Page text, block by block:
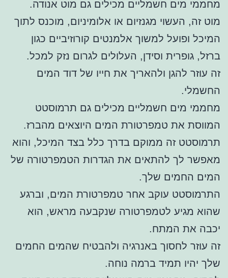
מחממי מים חשמליים מכילים גם מוט אנודה.
מוט זה, העשוי מגנזיום או אלומיניום, מוכנס לתוך
המיכל ופועל למשוך אלמנטים קורוזיביים כגון
ברזל, גופרית וסידן, העלולים לגרום נזק למכל.
זה עוזר להגן ולהאריך את חייו של דוד המים
החשמלי.
מחממי מים חשמליים מכילים גם תרמוסטט
המווסת את טמפרטורת המים היוצאים מהברז.
תרמוסטט זה ממוקם בדרך כלל בצד המיכל, והוא
מאפשר לך להתאים את הגדרות הטמפרטורה של
המים החמים שלך.
התרמוסטט עוקב אחר טמפרטורת המים, וברגע
שהוא מגיע לטמפרטורה שנקבעה מראש, הוא
יכבה את המתח.
זה עוזר לחסוך באנרגיה ולהבטיח שהמים החמים
שלך יהיו תמיד ברמה נוחה.